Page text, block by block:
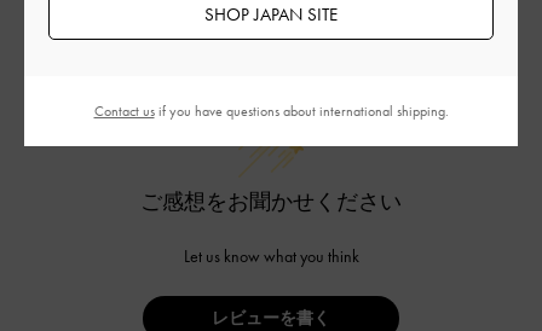
ご感想をお聞かせください
Let us know what you think
レビューを書く
SHOP JAPAN SITE
Contact usif you have questions about international shipping.